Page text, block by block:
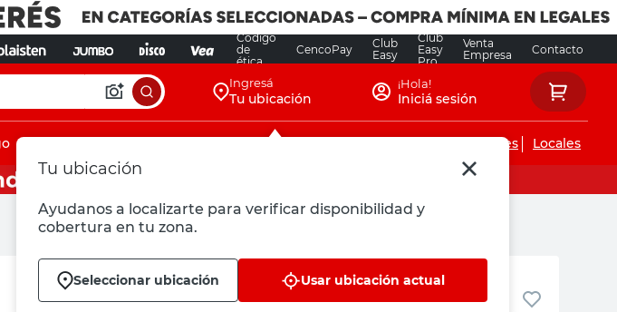
Código
de
ética
CencoPay
Club
Easy
Club
Easy
Pro
Venta
Empresa
Contacto
Ingresá
Tu ubicación
Tu ubicación
Ayudanos a localizarte para verificar disponibilidad y
cobertura en tu zona.
Seleccionar ubicación Usar ubicación actual
¡Hola!
Iniciá sesión
Servicios de instalaciones Locales
Sinteplast
Pintura Látex Interior Blanco